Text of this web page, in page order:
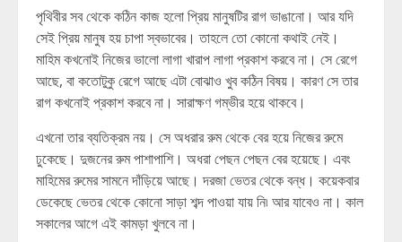
পৃথিবীর সব থেকে কঠিন কাজ হলো প্রিয় মানুষটির রাগ ভাঙানো। আর যদি
সেই প্রিয় মানুষ হয় চাপা স্বভাবের। তাহলে তো কোনো কথাই নেই।
মাহিম কখনোই নিজের ভালো লাগা খারাপ লাগা প্রকাশ করবে না। সে রেগে
আছে, বা কতোটুকু রেগে আছে এটা বোঝাও খুব কঠিন বিষয়। কারণ সে তার
রাগ কখনোই প্রকাশ করবে না। সারাক্ষণ গম্ভীর হয়ে থাকবে।
এখনো তার ব্যতিক্রম নয়। সে অধরার রুম থেকে বের হয়ে নিজের রুমে
ঢুকেছে। দুজনের রুম পাশাপাশি। অধরা পেছন পেছন বের হয়েছে। এবং
মাহিমের রুমের সামনে দাঁড়িয়ে আছে। দরজা ভেতর থেকে বন্ধ। কয়েকবার
ডেকেছে ভেতর থেকে কোনো সাড়া শব্দ পাওয়া যায় নি৷ আর যাবেও না। কাল
সকালের আগে এই কামড়া খুলবে না।